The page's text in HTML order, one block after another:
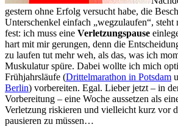
gestern ohne Erfolg versucht habe, die
Unterschenkel einfach „wegzulaufen“, steht
fest: ich muss eine Verletzungspause
hart mit mir gerungen, denn die
zu laufen tut mehr weh, als das, was ich
Muskulatur spüre. Dabei wollte ich mich
Frühjahrsläufe (Drittelmarathon in Potsdam
Berlin) vorbereiten. Egal. Lieber jetzt – in
Vorbereitung – eine Woche aussetzen als
Verletzung riskieren und vielleicht kurz vor
pausieren zu müssen…